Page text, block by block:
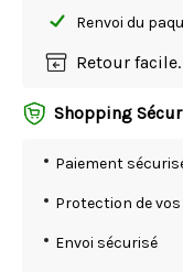
Renvoi du
Retour
Shopping
Paiement
Protection de
Envoi sécurisé